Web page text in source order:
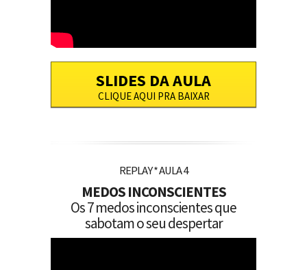
SLIDES DA AULA
CLIQUE AQUI PRA BAIXAR
REPLAY * AULA 4
MEDOS INCONSCIENTES
Os 7 medos inconscientes que
sabotam o seu despertar